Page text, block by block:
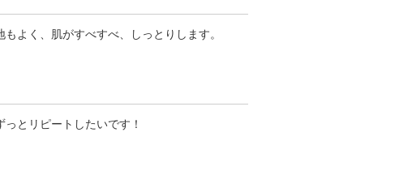
よく、肌がすべすべ、しっとりします。
とリピートしたいです！